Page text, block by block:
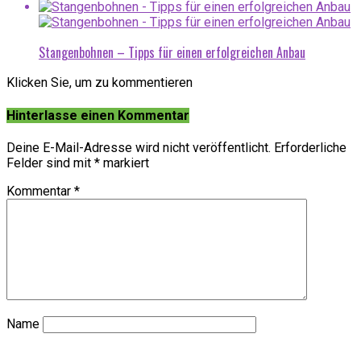
Stangenbohnen – Tipps für einen erfolgreichen Anbau
Klicken Sie, um zu kommentieren
Hinterlasse einen Kommentar
Deine E-Mail-Adresse wird nicht veröffentlicht. Erforderliche
Felder sind mit * markiert
Kommentar *
Name